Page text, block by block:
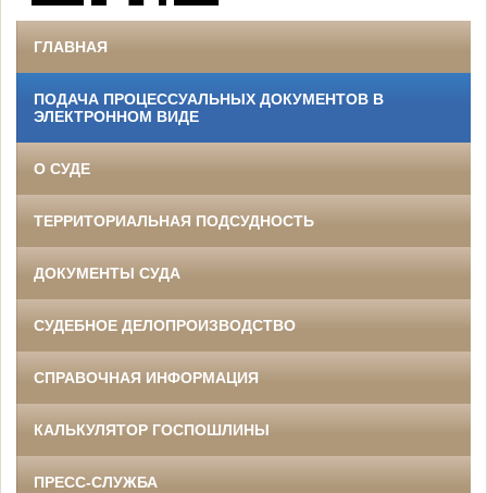
ГЛАВНАЯ
ПОДАЧА ПРОЦЕССУАЛЬНЫХ ДОКУМЕНТОВ В
ЭЛЕКТРОННОМ ВИДЕ
О СУДЕ
ТЕРРИТОРИАЛЬНАЯ ПОДСУДНОСТЬ
ДОКУМЕНТЫ СУДА
СУДЕБНОЕ ДЕЛОПРОИЗВОДСТВО
СПРАВОЧНАЯ ИНФОРМАЦИЯ
КАЛЬКУЛЯТОР ГОСПОШЛИНЫ
ПРЕСС-СЛУЖБА